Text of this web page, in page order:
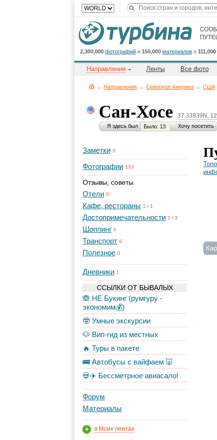
2,300,000 фотографий и 150,000 материалов о 111,000
Направления Ленты Все фото
→ Направления → Северная Америка → CША
Сан-Хосе 37.33939N,
Я здесь был Было: 13 Хочу посетить
Заметки 3
Фотографии 133
Отзывы, советы
Отели 0
Кафе, рестораны 1 / 1
Достопримечательности 1 / 2
Шоппинг 0
Транспорт 0
Полезное 0
Дневники 1
ССЫЛКИ ОТ БЫВАЛЫХ
🙈 НЕ Букинг (румгуру -
экономим💰)
🤓 Умные экскурсии
🐶 Вип-гид из местных
🔥 Туры в пакете
🚌 Автобусы с вайфаем 🐷
💀✈️ Бессметрное авиасало!
Форум
Материалы
в Моих лентах